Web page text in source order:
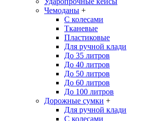
Чемоданы +
С колесами
Тканевые
Пластиковые
Для ручной клади
До 35 литров
До 40 литров
До 50 литров
До 60 литров
До 100 литров
Дорожные сумки +
Для ручной клади
С колесами